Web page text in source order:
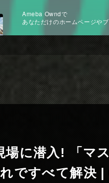
Ameba Owndで
あなただけのホームページや
場に潜入! 「マ
ですべて解決 |